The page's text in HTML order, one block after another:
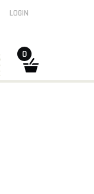
LOGIN
0